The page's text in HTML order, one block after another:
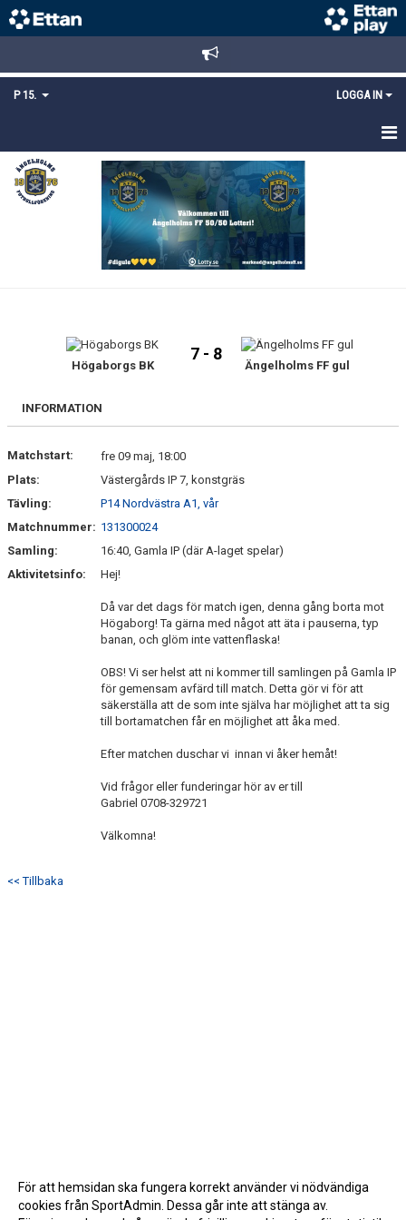
P 15. LOGGA IN
HEM
TRUPPEN
MEDLEMSANMÄLAN
Högaborgs BK
7 - 8
Ängelholms FF gul
INFORMATION
Matchstart:
fre 09 maj, 18:00
Plats:
Västergårds IP 7, konstgräs
Tävling:
P14 Nordvästra A1, vår
Matchnummer: 131300024
Samling:
16:40, Gamla IP (där A-laget spelar)
Aktivitetsinfo:
Hej!
Då var det dags för match igen, denna gång borta mot
Högaborg! Ta gärna med något att äta i pauserna, typ
banan, och glöm inte vattenflaska!
OBS! Vi ser helst att ni kommer till samlingen på Gamla IP
för gemensam avfärd till match. Detta gör vi för att
säkerställa att de som inte själva har möjlighet att ta sig
till bortamatchen får en möjlighet att åka med.
Efter matchen duschar vi innan vi åker hemåt!
Vid frågor eller funderingar hör av er till
Gabriel 0708-329721
Välkomna!
<< Tillbaka
För att hemsidan ska fungera korrekt använder vi nödvändiga
cookies från SportAdmin. Dessa går inte att stänga av.